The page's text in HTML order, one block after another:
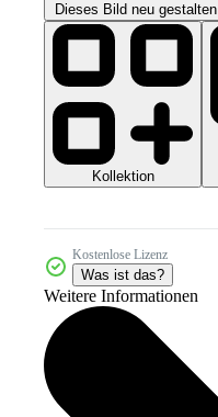
Dieses Bild neu gestalten
Kollektion
Kostenlose Lizenz
Was ist das?
Weitere Informationen